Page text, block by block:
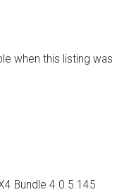
when this listing was
Bundle 4.0.5.145